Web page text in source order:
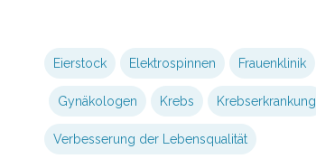
Eierstock Elektrospinnen Frauenklinik
Gynäkologen Krebs Krebserkrankung
Verbesserung der Lebensqualität